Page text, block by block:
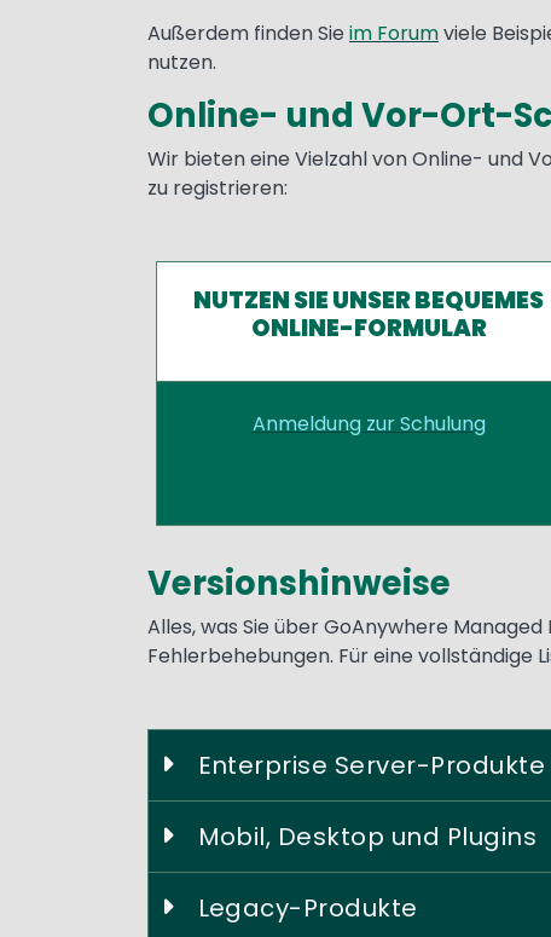
Außerdem finden Sie im Forumviele
nutzen.
Online- und Vor-Ort-
Wir bieten eine Vielzahl von Online- und
zu registrieren:
NUTZEN SIE UNSER BEQUEMES
ONLINE-FORMULAR
Anmeldung zur Schulung
Text
Versionshinweise
Alles, was Sie über GoAnywhere
Fehlerbehebungen. Für eine vollständige
Enterprise Server-Produkte
Mobil, Desktop und Plugins
Legacy-Produkte